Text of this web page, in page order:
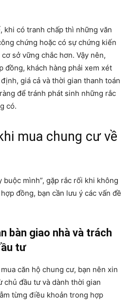
khi có tranh chấp thì những văn
chứng hoặc có sự chứng kiến
sở vững chắc hơn. Vậy nên,
đồng, khách hàng phải xem xét
giá cả và thời gian thanh toán
để tránh phát sinh những rắc
có.
mua chung cư về
buộc mình”, gặp rắc rối khi không
đồng, bạn cần lưu ý các vấn đề
bàn giao nhà và trách
tư
căn hộ chung cư, bạn nên xin
chủ đầu tư và dành thời gian
từng điều khoản trong hợp